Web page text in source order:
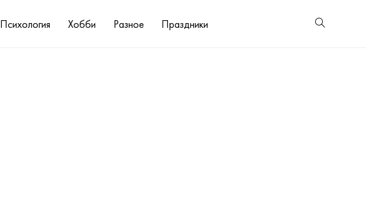
Психология Хобби Разное Праздники